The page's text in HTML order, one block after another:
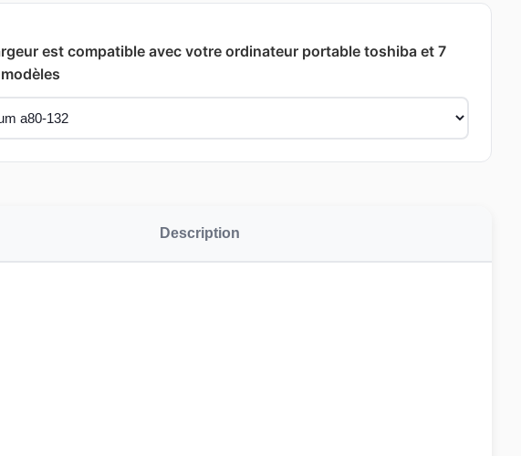
est compatible avec votre ordinateur portable toshiba et 7
Description